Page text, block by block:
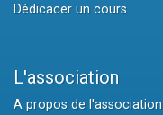
Dédicacer un cours
L'association
A propos de l'association